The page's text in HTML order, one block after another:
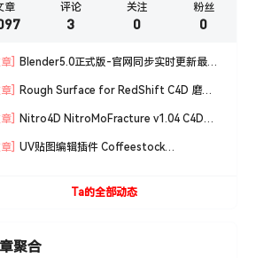
章 评论
3
关注
0
粉丝
0
]
Blender5.0正式版-官网同步实时更新最新
]
Rough Surface for RedShift C4D 磨损
]
Nitro4D NitroMoFracture v1.04 C4D插
]
UV贴图编辑插件 Coffeestock
Ta的全部动态
聚合